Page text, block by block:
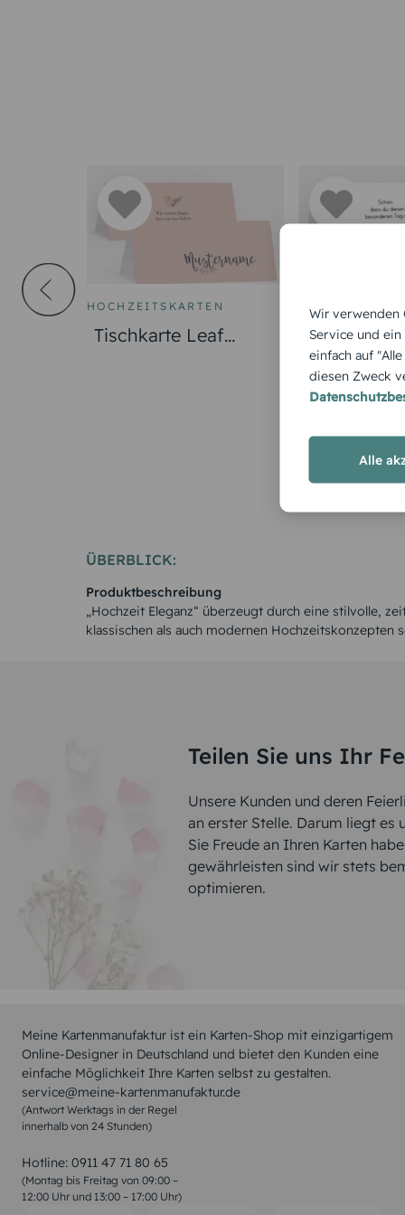
HOCHZEITSKARTEN
Tischkarte Leaf
Tischkarte
ÜBERBLICK:
Produktbeschreibung
„Hochzeit Eleganz“ überzeugt durch eine stilvolle,
klassischen als auch modernen Hochzeitskonzepten
Teilen Sie uns Ihr
Unsere Kunden und deren
an erster Stelle. Darum liegt es
Sie Freude an Ihren Karten
gewährleisten sind wir stets
optimieren.
Meine Kartenmanufaktur ist ein Karten-Shop mit einzigartigem
Online-Designer in Deutschland und bietet den Kunden eine
einfache Möglichkeit Ihre Karten selbst zu gestalten.
service@meine-kartenmanufaktur.de
(Antwort Werktags in der Regel
innerhalb von 24 Stunden)
Hotline: 0911 47 71 80 65
(Montag bis Freitag von 09:00 –
12:00 Uhr und 13:00 – 17:00 Uhr)
Wir verwenden
Service und
einfach auf
diesen Zweck
Alle